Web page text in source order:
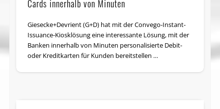
Cards innerhalb von Minuten
Giesecke+Devrient (G+D) hat mit der Convego-Instant-
Issuance-Kiosklösung eine interessante Lösung, mit der
Banken innerhalb von Minuten personalisierte Debit-
oder Kreditkarten für Kunden bereitstellen …